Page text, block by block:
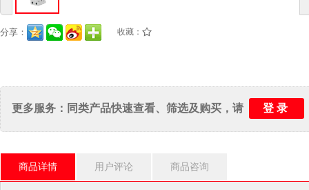
分享： 收藏： /
更多服务：同类产品快速查看、筛选及购买，请 登录
商品详情 用户评论 商品咨询